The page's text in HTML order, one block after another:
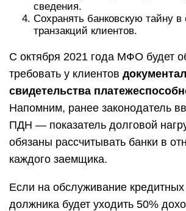
сведения.
Сохранять банковскую тайну
транзакций клиентов.
С октября 2021 года МФО будет
требовать у клиентов
свидетельства
Напомним, ранее законодатель
ПДН — показатель долговой
обязаны рассчитывать банки в
каждого заемщика.
Если на обслуживание
должника будет уходить 50%